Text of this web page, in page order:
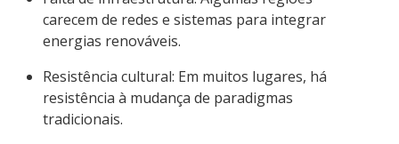
carecem de redes e sistemas para integrar
energias renováveis.
Resistência cultural: Em muitos lugares, há
resistência à mudança de paradigmas
tradicionais.